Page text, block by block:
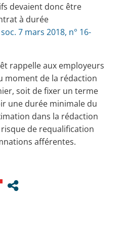
devaient donc être
à durée
soc. 7 mars 2018, n° 16-
rappelle aux employeurs
moment de la rédaction
soit de fixer un terme
une durée minimale du
dans la rédaction
de requalification
afférentes.